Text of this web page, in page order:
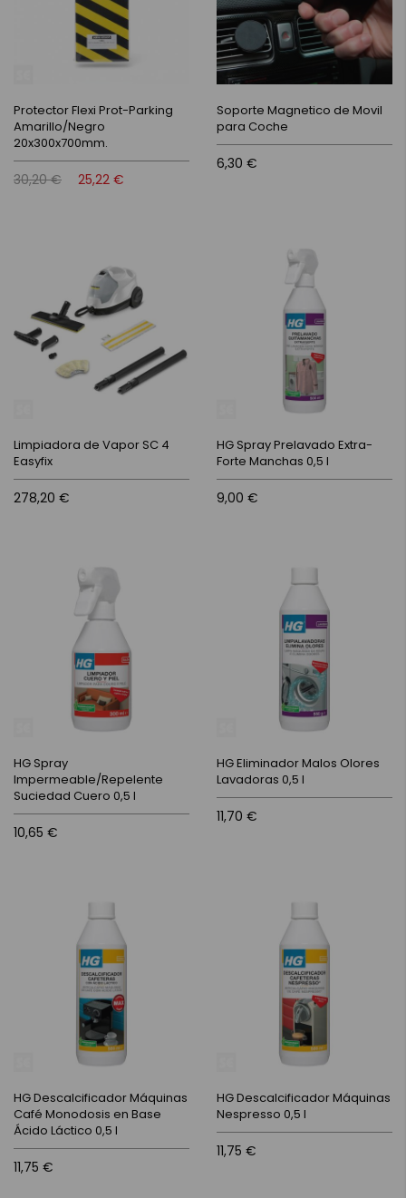
Protector Flexi Prot-Parking
Amarillo/Negro
20x300x700mm.
30,20 € 25,22 €
Soporte Magnetico de Movil
para Coche
6,30 €
Limpiadora de Vapor SC 4
Easyfix
278,20 €
HG Spray Prelavado Extra-
Forte Manchas 0,5 l
9,00 €
HG Spray
Impermeable/Repelente
Suciedad Cuero 0,5 l
10,65 €
HG Eliminador Malos Olores
Lavadoras 0,5 l
11,70 €
HG Descalcificador Máquinas
Café Monodosis en Base
Ácido Láctico 0,5 l
11,75 €
HG Descalcificador Máquinas
Nespresso 0,5 l
11,75 €